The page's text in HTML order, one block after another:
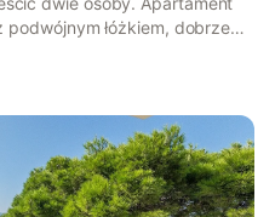
podwójnym łóżkiem, dobrze
małej części
krzesłami i grillem. Z
na morze, na horyzont,